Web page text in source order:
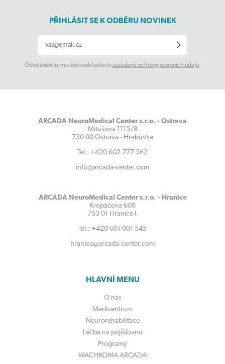
PŘIHLÁSIT SE K ODBĚRU NOVINEK
Odesláním formuláře souhlasíte sezásadami ochrany osobních údajů.
ARCADA NeuroMedical Center s.r.o. - Ostrava
Mitušova 1115/8
730 00 Ostrava - Hrabůvka
Tel.: +420 602 777 562
info@arcada-center.com
ARCADA NeuroMedical Center s.r.o. - Hranice
Kropáčova 608
753 01 Hranice I.
Tel.: +420 601 001 545
hranice@arcada-center.com
HLAVNÍ MENU
O nás
Medicentrum
Neurorehabilitace
Léčba na pojišťovnu
Programy
WACHKOMA ARCADA